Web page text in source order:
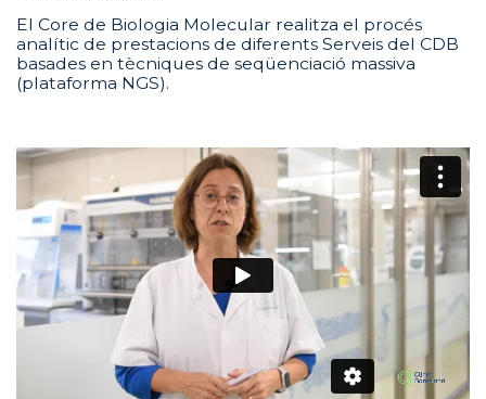
El Core de Biologia Molecular realitza el procés
analític de prestacions de diferents Serveis del CDB
basades en tècniques de seqüenciació massiva
(plataforma NGS).